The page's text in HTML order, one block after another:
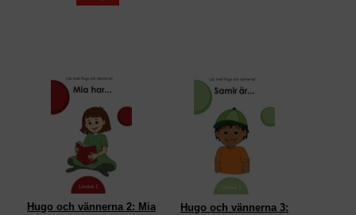
Hugo och vännerna 2: Mia Hugo och vännerna 3: